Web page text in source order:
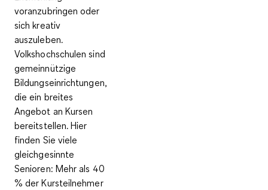
voranzubringen oder
sich kreativ
auszuleben.
Volkshochschulen sind
gemeinnützige
Bildungseinrichtungen,
die ein breites
Angebot an Kursen
bereitstellen. Hier
finden Sie viele
gleichgesinnte
Senioren: Mehr als 40
% der Kursteilnehmer